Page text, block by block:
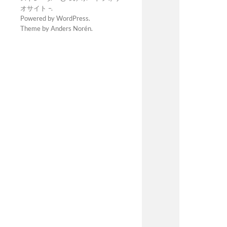
オサイト –.
Powered byWordPress.
Theme byAnders Norén.